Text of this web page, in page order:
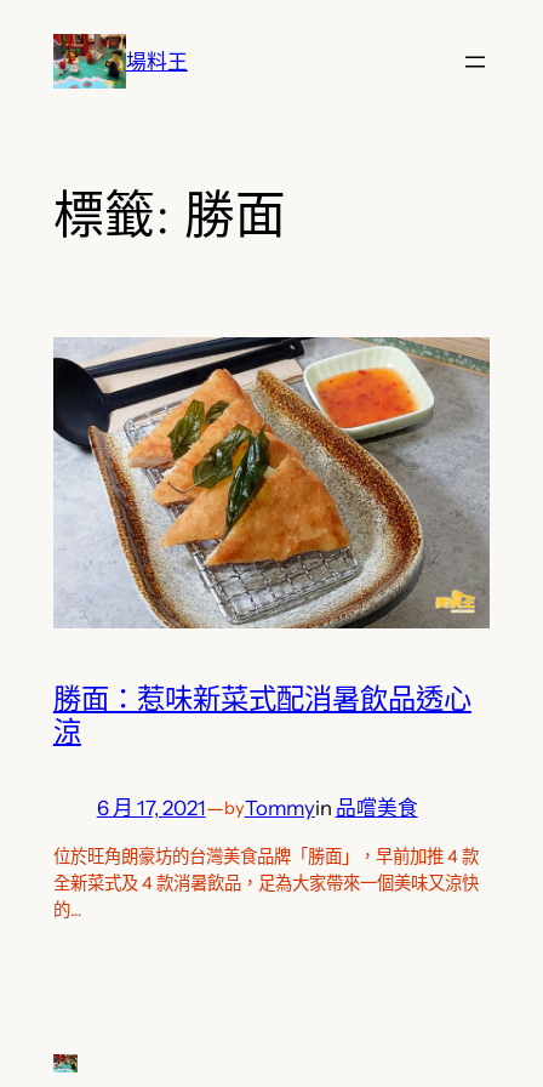
場料王
標籤: 勝面
勝面：惹味新菜式配消暑飲品透心
涼
6 月 17, 2021—byTommyin 品嚐美食
位於旺角朗豪坊的台灣美食品牌「勝面」，早前加推 4 款
全新菜式及 4 款消暑飲品，足為大家帶來一個美味又涼快
的…